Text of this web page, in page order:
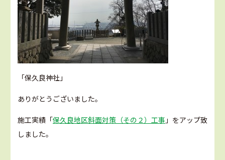
「保久良神社」
ありがとうございました。
施工実績「保久良地区斜面対策（その２）工事 」をアップ致
しました。